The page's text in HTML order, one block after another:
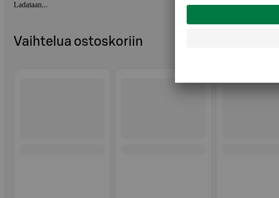
Ladataan...
Vaihtelua ostoskoriin